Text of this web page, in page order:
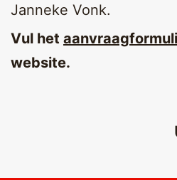
Janneke Vonk.
Vul het
website.